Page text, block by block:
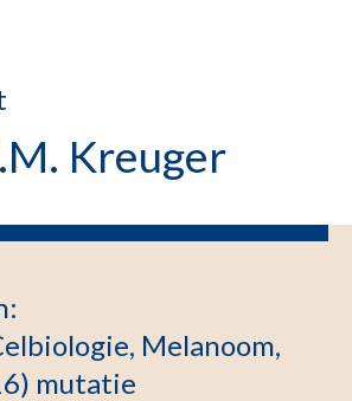
Kreuger
:
Melanoom,
mutatie